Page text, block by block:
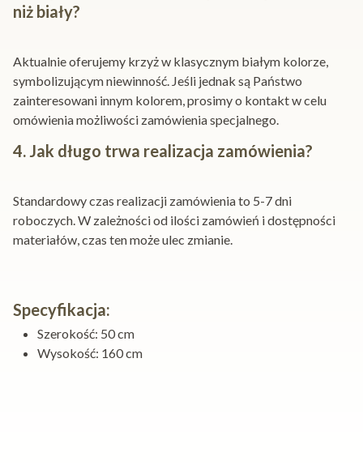
niż biały?
Aktualnie oferujemy krzyż w klasycznym białym kolorze,
symbolizującym niewinność. Jeśli jednak są Państwo
zainteresowani innym kolorem, prosimy o kontakt w celu
omówienia możliwości zamówienia specjalnego.
4. Jak długo trwa realizacja zamówienia?
Standardowy czas realizacji zamówienia to 5-7 dni
roboczych. W zależności od ilości zamówień i dostępności
materiałów, czas ten może ulec zmianie.
Specyfikacja:
Szerokość: 50 cm
Wysokość: 160 cm